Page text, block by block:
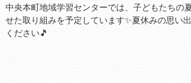
中央本町地域学習センターでは、子どもたちの
せた取り組みを予定しています✨夏休みの思い
ください🎵